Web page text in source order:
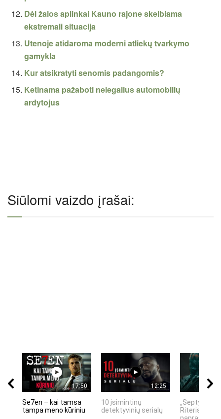
Dėl žalos aplinkai Kauno rajone skelbiama
ekstremali situacija
Utenoje atidaroma moderni atliekų tvarkymo
gamykla
Kur atsikratyti senomis padangomis?
Ketinama pažaboti nelegalius automobilių
ardytojus
Siūlomi vaizdo įrašai:
17:50
Se7en – kai tamsa
tampa meno kūriniu
12:25
10 įsimintinų
detektyvinių serialų
„Septynių
Riteris" – kai